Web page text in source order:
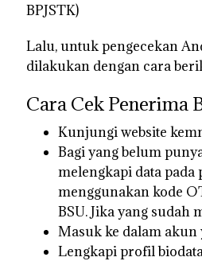
BPJSTK)
Lalu, untuk pengecekan
dilakukan dengan cara
Cara Cek Penerima
Kunjungi website
Bagi yang belum
melengkapi data
menggunakan kode
BSU. Jika yang
Masuk ke dalam akun
Lengkapi profil